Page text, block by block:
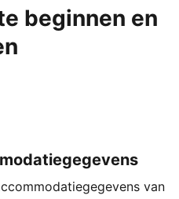
beginnen en
van